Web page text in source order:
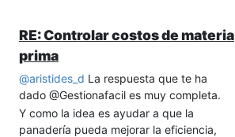
motivación para su puesto, no está en el
asiento correcto.
sistema no se propone castigos, pero sí
coherencia: si no es la persona correcta
o no está en el asiento correcto, se
atractivos para los niños y jóvenes. Con
eso puedes enganchar.
Establece conexión lógica con la intriga:
La revelación final del servicio debe
tener una conexión lógica y satisfactoria
con las pistas y el misterio planteado
durante la campaña.
RE: Controlar costos de materia
prima
@aristides_d La respuesta que te ha
dado @Gestionafacil es muy completa.
Y como la idea es ayudar a que la
panadería pueda mejorar la eficiencia,